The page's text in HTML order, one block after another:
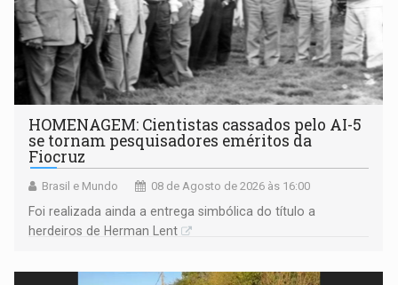
HOMENAGEM: Cientistas cassados pelo AI-5
se tornam pesquisadores eméritos da
Fiocruz
Brasil e Mundo 08 de Agosto de 2026 às 16:00
Foi realizada ainda a entrega simbólica do título a
herdeiros de Herman Lent